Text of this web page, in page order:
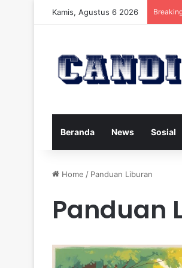
Kamis, Agustus 6 2026
Beranda News Sosial
Home / Panduan Liburan
Panduan